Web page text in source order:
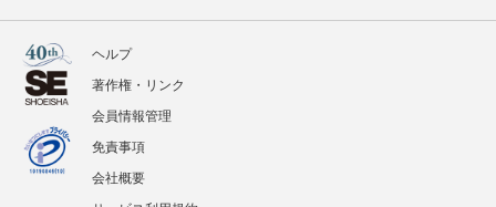
ヘルプ
著作権・リンク
会員情報管理
免責事項
会社概要